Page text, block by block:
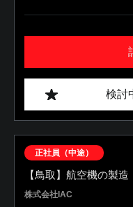
検討
正社員（中途）
【鳥取】航空機の製
株式会社IAC